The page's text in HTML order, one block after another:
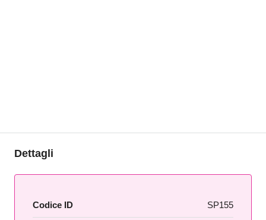
Dettagli
Codice ID SP155